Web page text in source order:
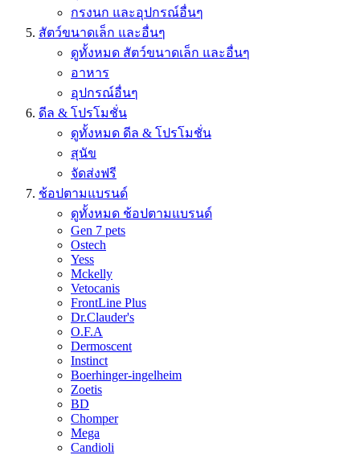
กรงนก และอุปกรณ์อื่นๆ
สัตว์ขนาดเล็ก และอื่นๆ
ดูทั้งหมด สัตว์ขนาดเล็ก และอื่นๆ
อาหาร
อุปกรณ์อื่นๆ
ดีล & โปรโมชั่น
ดูทั้งหมด ดีล & โปรโมชั่น
สุนัข
จัดส่งฟรี
ช้อปตามแบรนด์
ดูทั้งหมด ช้อปตามแบรนด์
Gen 7 pets
Ostech
Yess
Mckelly
Vetocanis
FrontLine Plus
Dr.Clauder's
O.F.A
Dermoscent
Instinct
Boerhinger-ingelheim
Zoetis
BD
Chomper
Mega
Candioli